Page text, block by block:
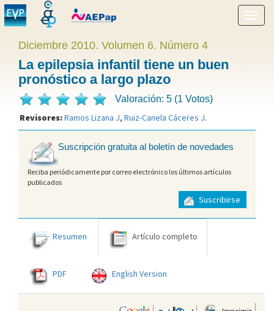
menú
Diciembre 2010. Volumen 6. Número 4
La epilepsia infantil tiene un buen
pronóstico a largo plazo
Valoración: 5 (1 Votos)
Revisores:Ramos Lizana J, Ruiz-Canela Cáceres J.
Suscripción gratuita al boletín de novedades
Reciba periódicamente por correo electrónico los últimos artículos
publicados
Suscribirse
Resumen Artículo completo
PDF English Version